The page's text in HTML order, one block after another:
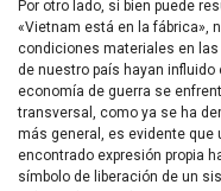
Por otro lado, si bien puede
«Vietnam está en la fábrica»,
condiciones materiales en
de nuestro país hayan
economía de guerra se
transversal, como ya se ha
más general, es evidente que
encontrado expresión propia
símbolo de liberación de un